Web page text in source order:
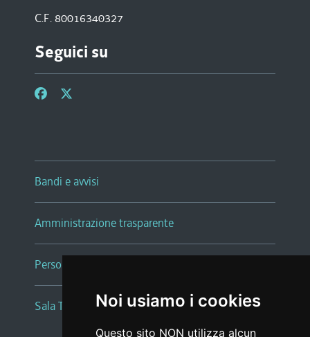
Noi usiamo i cookies
Questo sito NON utilizza alcun
C.F. 80016340327
Seguici su
Bandi e avvisi
Amministrazione trasparente
Persone e Uffici
Sala Tiziano Tessitori